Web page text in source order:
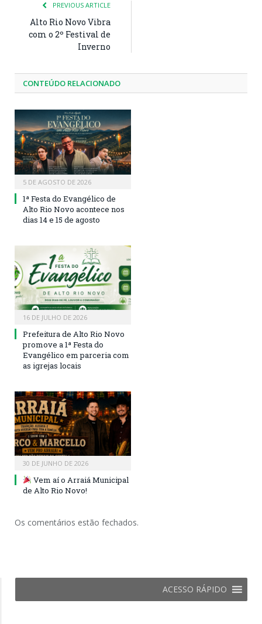
PREVIOUS ARTICLE
Alto Rio Novo Vibra
com o 2º Festival de
Inverno
CONTEÚDO RELACIONADO
5 DE AGOSTO DE 2026
1ª Festa do Evangélico de
Alto Rio Novo acontece nos
dias 14 e 15 de agosto
16 DE JULHO DE 2026
Prefeitura de Alto Rio Novo
promove a 1ª Festa do
Evangélico em parceria com
as igrejas locais
30 DE JUNHO DE 2026
Vem aí o Arraiá Municipal
de Alto Rio Novo!
Os comentários estão fechados.
ACESSO RÁPIDO